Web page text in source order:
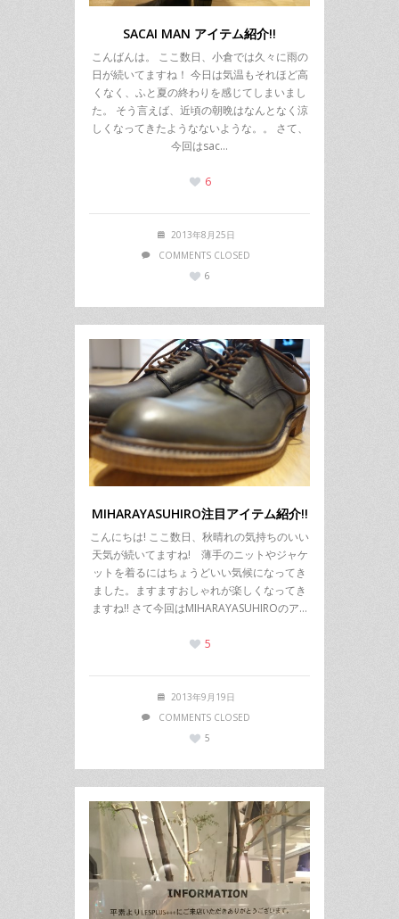
SACAI MAN アイテム紹介!!
こんばんは。 ここ数日、小倉では久々に雨の
日が続いてますね！ 今日は気温もそれほど高
くなく、ふと夏の終わりを感じてしまいまし
た。 そう言えば、近頃の朝晩はなんとなく涼
しくなってきたようなないような。。 さて、
今回はsac…
6
2013年8月25日
COMMENTS CLOSED
6
MIHARAYASUHIRO注目アイテム紹介!!
こんにちは! ここ数日、秋晴れの気持ちのいい
天気が続いてますね! 薄手のニットやジャケ
ットを着るにはちょうどいい気候になってき
ました。ますますおしゃれが楽しくなってき
ますね!! さて今回はMIHARAYASUHIROのア…
5
2013年9月19日
COMMENTS CLOSED
5